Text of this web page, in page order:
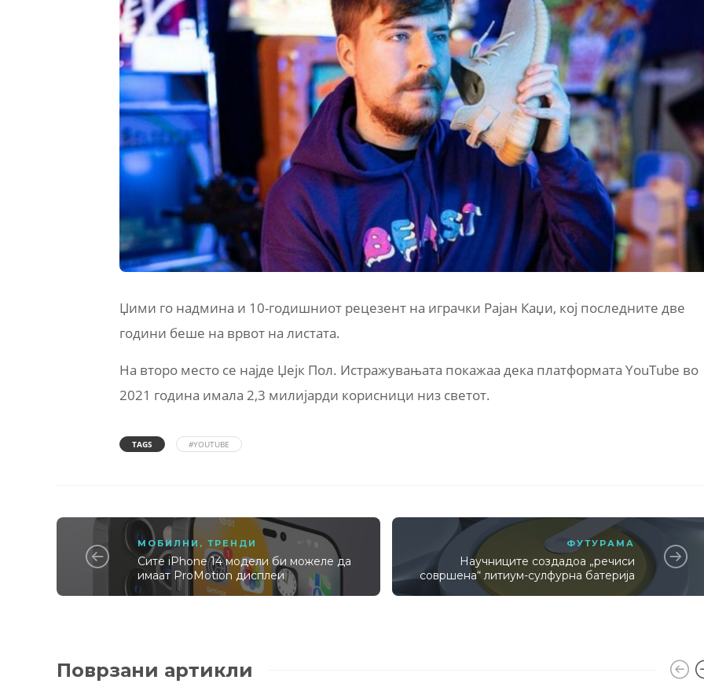
Џими го надмина и 10-годишниот рецезент на играчки Рајан Каџи, кој последните две
години беше на врвот на листата.
На второ место се најде Џејк Пол. Истражувањата покажаа дека платформата YouTube во
2021 година имала 2,3 милијарди корисници низ светот.
TAGS #YOUTUBE
МОБИЛНИ ,ТРЕНДИ
Сите iPhone 14 модели би можеле да
имаат ProMotion дисплеи
ФУТУРАМА
Научниците создадоа „речиси
совршена“ литиум-сулфурна батерија
Поврзани артикли